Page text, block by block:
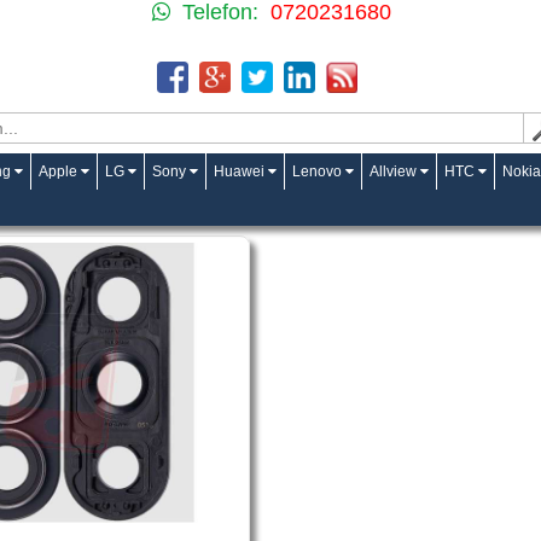
Telefon: 0720231680
Apple LG Sony Huawei Lenovo Allview HTC Nokia